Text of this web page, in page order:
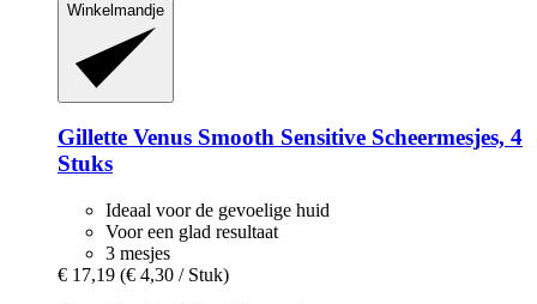
Winkelmandje
Gillette Venus Smooth Sensitive Scheermesjes, 4
Stuks
Ideaal voor de gevoelige huid
Voor een glad resultaat
3 mesjes
€ 17,19 (€ 4,30 / Stuk)